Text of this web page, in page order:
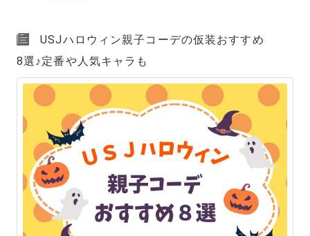
USJハロウィン親子コーデの仮装おすすめ
8選♪定番や人気キャラも